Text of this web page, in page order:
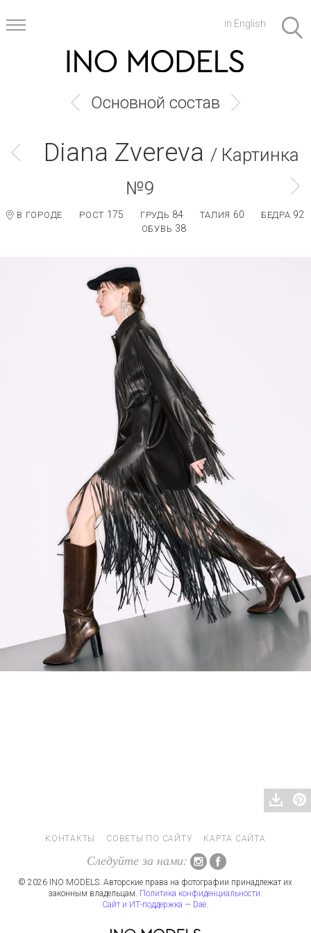
in English
Основной состав
Diana Zvereva / Картинка
№9
В ГОРОДЕ РОСТ 175 ГРУДЬ 84 ТАЛИЯ 60 БЕДРА 92
ОБУВЬ 38
КОНТАКТЫ СОВЕТЫ ПО САЙТУ КАРТА САЙТА
Следуйте за нами:
© 2026 INO MODELS. Авторские права на фотографии принадлежат их
законным владельцам. Политика конфиденциальности.
Сайт и ИТ-поддержка — Dae.